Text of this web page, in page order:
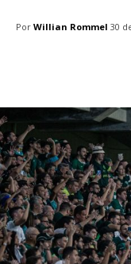
Por Willian Rommel 30